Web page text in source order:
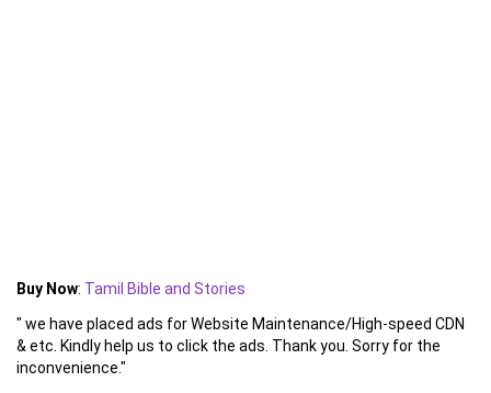
Buy Now: Tamil Bible and Stories
" we have placed ads for Website Maintenance/High-speed CDN
& etc. Kindly help us to click the ads. Thank you. Sorry for the
inconvenience."